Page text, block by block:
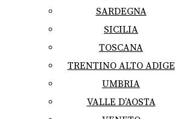
SARDEGNA
SICILIA
TOSCANA
TRENTINO ALTO ADIGE
UMBRIA
VALLE D’AOSTA